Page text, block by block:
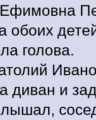
обоих
голова.
диван и